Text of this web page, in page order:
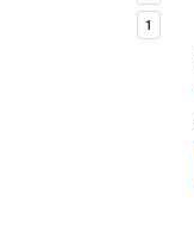
1